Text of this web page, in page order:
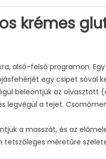
krémes
alsó-felső programon.
egy csipet sóval
beleöntjük az olvasztott
legvégül a tejet.
a masszát, és az
tetszőleges méretűre